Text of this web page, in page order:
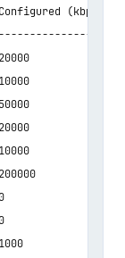
(kbps)
20000
10000
50000
20000
10000
200000
0
0
1000